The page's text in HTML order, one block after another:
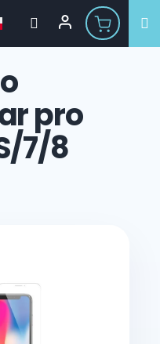
pro
7/8